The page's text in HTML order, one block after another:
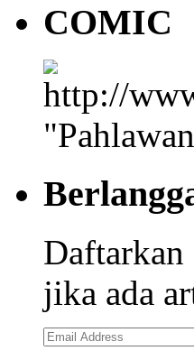
COMIC
jika ada
Email
Address